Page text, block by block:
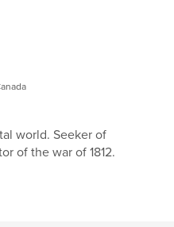
2019
canada
world. Seeker of
of the war of 1812.